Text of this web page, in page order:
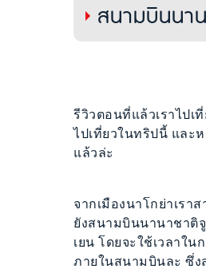
สนามบินนา
รีวิวตอนที่แล้วเราไปเ
ไปเที่ยวในทริปนี้ และ
แล้วล่ะ
จากเมืองนาโกย่าเรา
ยังสนามบินนานาชาติจู
เยน โดยจะใช้เวลาใ
ภายในสนามบินละ ซึ่ง